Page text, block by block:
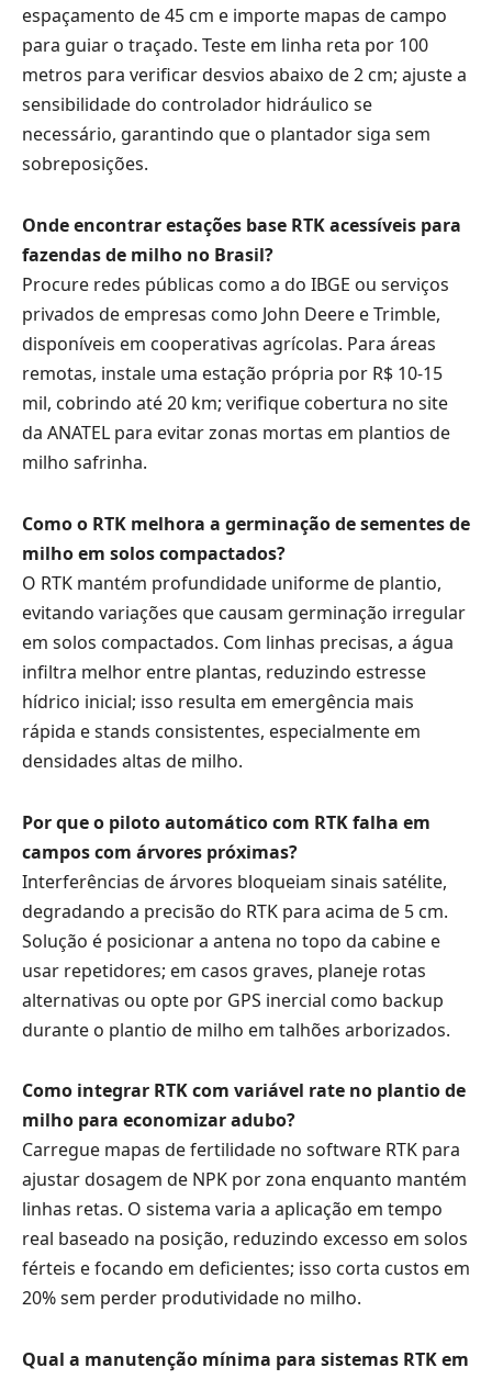
espaçamento de 45 cm e importe mapas de campo
para guiar o traçado. Teste em linha reta por 100
metros para verificar desvios abaixo de 2 cm; ajuste a
sensibilidade do controlador hidráulico se
necessário, garantindo que o plantador siga sem
sobreposições.
Onde encontrar estações base RTK acessíveis para
fazendas de milho no Brasil?
Procure redes públicas como a do IBGE ou serviços
privados de empresas como John Deere e Trimble,
disponíveis em cooperativas agrícolas. Para áreas
remotas, instale uma estação própria por R$ 10-15
mil, cobrindo até 20 km; verifique cobertura no site
da ANATEL para evitar zonas mortas em plantios de
milho safrinha.
Como o RTK melhora a germinação de sementes de
milho em solos compactados?
O RTK mantém profundidade uniforme de plantio,
evitando variações que causam germinação irregular
em solos compactados. Com linhas precisas, a água
infiltra melhor entre plantas, reduzindo estresse
hídrico inicial; isso resulta em emergência mais
rápida e stands consistentes, especialmente em
densidades altas de milho.
Por que o piloto automático com RTK falha em
campos com árvores próximas?
Interferências de árvores bloqueiam sinais satélite,
degradando a precisão do RTK para acima de 5 cm.
Solução é posicionar a antena no topo da cabine e
usar repetidores; em casos graves, planeje rotas
alternativas ou opte por GPS inercial como backup
durante o plantio de milho em talhões arborizados.
Como integrar RTK com variável rate no plantio de
milho para economizar adubo?
Carregue mapas de fertilidade no software RTK para
ajustar dosagem de NPK por zona enquanto mantém
linhas retas. O sistema varia a aplicação em tempo
real baseado na posição, reduzindo excesso em solos
férteis e focando em deficientes; isso corta custos em
20% sem perder produtividade no milho.
Qual a manutenção mínima para sistemas RTK em